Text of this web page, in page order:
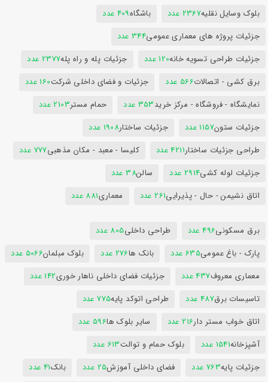
بلوک وسایل نقلیه2367 عدد باشگاه409 عدد
جزئیات پروژه های معماری عمومی344 عدد
جزئیات طراحی تسویه خانه120 عدد جزئیات پله و راه پله2377 عدد
برق کشی - اتصالات566 عدد جزئیات و فضای داخلی شرکت160 عدد
نمایشگاه - فروشگاه - مرکز خرید353 عدد حمام مستر2103 عدد
جزئیات ستون1157 عدد جزئیات ساختار1908 عدد
طراحی جزئیات ساختار4211 عدد کلیسا - معبد - مکان مذهبی777 عدد
جزئیات لوله کشی2914 عدد سالن38 عدد
اتاق نشیمن - حال - پذیرایی261 عدد معماری881 عدد
برق مسکونی496 عدد طراحی داخلی805 عدد
پارک - باغ عمومی635 عدد بانک ها276 عدد بلوک مبلمان5066 عدد
معماری معروف437 عدد جزئیات فضای داخلی ناهار خوری142 عدد
تاسیسات برق487 عدد طراحی اتوکد پایه775 عدد
اتاق خواب مستر دار216 عدد سایر بلوک ها596 عدد
آشپزخانه1541 عدد بلوک حمام و توالت613 عدد
جزئیات پایه763 عدد فضای داخلی آموزش25 عدد بانک41 عدد